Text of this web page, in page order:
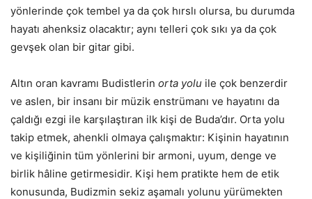
yönlerinde çok tembel ya da çok hırslı olursa, bu durumda
hayatı ahenksiz olacaktır; aynı telleri çok sıkı ya da çok
gevşek olan bir gitar gibi.
Altın oran kavramı Budistlerin orta yolu ile çok benzerdir
ve aslen, bir insanı bir müzik enstrümanı ve hayatını da
çaldığı ezgi ile karşılaştıran ilk kişi de Buda’dır. Orta yolu
takip etmek, ahenkli olmaya çalışmaktır: Kişinin hayatının
ve kişiliğinin tüm yönlerini bir armoni, uyum, denge ve
birlik hâline getirmesidir. Kişi hem pratikte hem de etik
konusunda, Budizmin sekiz aşamalı yolunu yürümekten